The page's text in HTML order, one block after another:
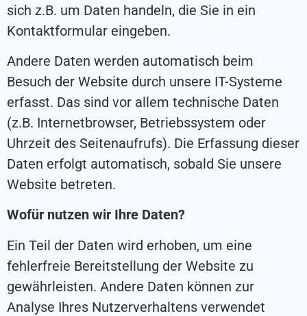
sich z.B. um Daten handeln, die Sie in ein
Kontaktformular eingeben.
Andere Daten werden automatisch beim
Besuch der Website durch unsere IT-Systeme
erfasst. Das sind vor allem technische Daten
(z.B. Internetbrowser, Betriebssystem oder
Uhrzeit des Seitenaufrufs). Die Erfassung dieser
Daten erfolgt automatisch, sobald Sie unsere
Website betreten.
Wofür nutzen wir Ihre Daten?
Ein Teil der Daten wird erhoben, um eine
fehlerfreie Bereitstellung der Website zu
gewährleisten. Andere Daten können zur
Analyse Ihres Nutzerverhaltens verwendet